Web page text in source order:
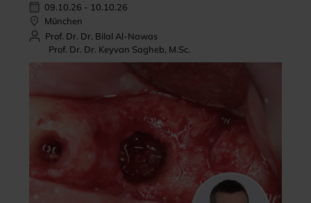
09.10.26 - 10.10.26
München
Prof. Dr. Dr. Bilal Al-Nawas
Prof. Dr. Dr. Keyvan Sagheb, M.Sc.